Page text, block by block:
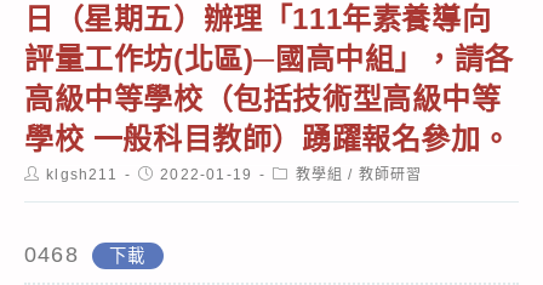
日（星期五）辦理「111年素養導向
評量工作坊(北區)─國高中組」，請各
高級中等學校（包括技術型高級中等
學校 一般科目教師）踴躍報名參加。
Postklgsh211
Post2022-01-19
Post教學組 / 教師研習
0468 下載